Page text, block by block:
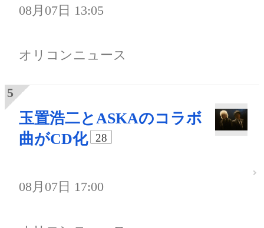
08月07日 13:05
オリコンニュース
玉置浩二とASKAのコラボ
曲がCD化
28
08月07日 17:00